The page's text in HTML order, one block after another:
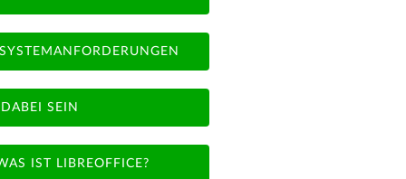
SYSTEMANFORDERUNGEN
DABEI SEIN
IST LIBREOFFICE?